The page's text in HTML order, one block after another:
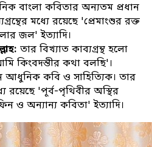
বাংলা কবিতার অন্যতম প্রধান
মধ্যে রয়েছে 'প্রেমাংশুর রক্ত
জল' ইত্যাদি।
তার বিখ্যাত কাব্যগ্রন্থ হলো
কিংবদন্তীর কথা বলছি'।
কবি ও সাহিত্যিক। তার
রয়েছে 'পূর্ব-পৃথিবীর অস্থির
ও অন্যান্য কবিতা' ইত্যাদি।